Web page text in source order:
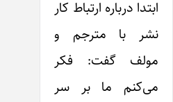
ابتدا درباره ارتباط کار
نشر با مترجم و
مولف گفت: فکر
می‌کنم ما بر سر